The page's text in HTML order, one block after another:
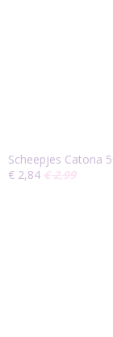
Scheepjes Catona
€ 2,84 € 2,99